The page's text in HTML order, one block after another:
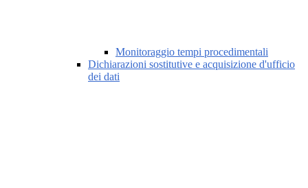
Monitoraggio tempi procedimentali
Dichiarazioni sostitutive e acquisizione d'ufficio
dei dati